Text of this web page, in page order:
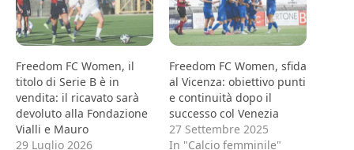
Freedom FC Women, il
titolo di Serie B è in
vendita: il ricavato sarà
devoluto alla Fondazione
Vialli e Mauro
29 Luglio 2026
Freedom FC Women, sfida
al Vicenza: obiettivo punti
e continuità dopo il
successo col Venezia
27 Settembre 2025
In "Calcio femminile"